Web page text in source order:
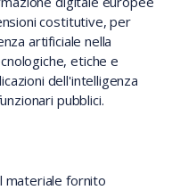
costitutive, per
artificiale nella
etiche e
dell'intelligenza
pubblici.
materiale fornito